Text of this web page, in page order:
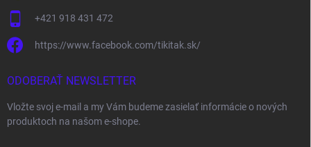
+421 918 431 472
https://www.facebook.com/tikitak.sk/
ODOBERAŤ NEWSLETTER
Vložte svoj e-mail a my Vám budeme zasielať informácie o nových
produktoch na našom e-shope.